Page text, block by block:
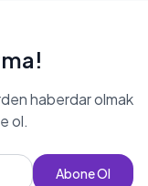
haberdar olmak
ol.
Abone Ol